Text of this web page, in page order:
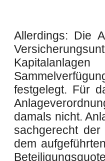
Allerdings: Die
festgelegt. Für
damals nicht.
sachgerecht
dem